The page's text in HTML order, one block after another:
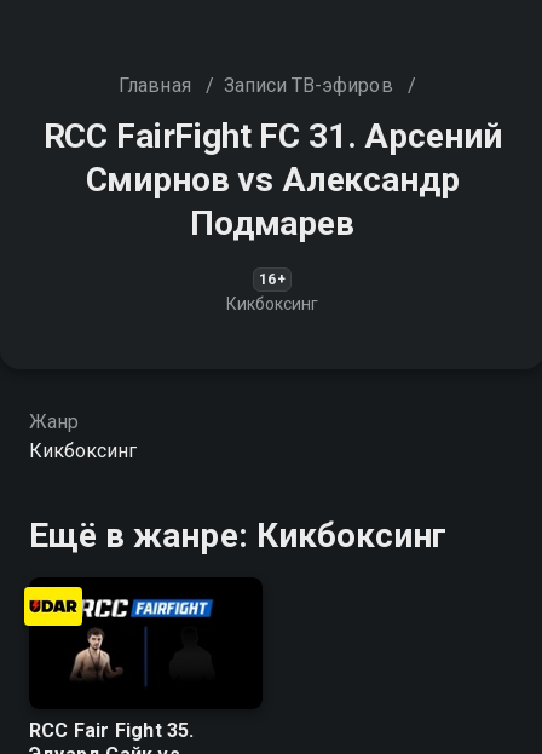
Главная / Записи ТВ-эфиров /
RCC FairFight FC 31. Арсений
Смирнов vs Александр
Подмарев
16+
Кикбоксинг
Жанр
Кикбоксинг
Ещё в жанре: Кикбоксинг
RCC Fair Fight 35.